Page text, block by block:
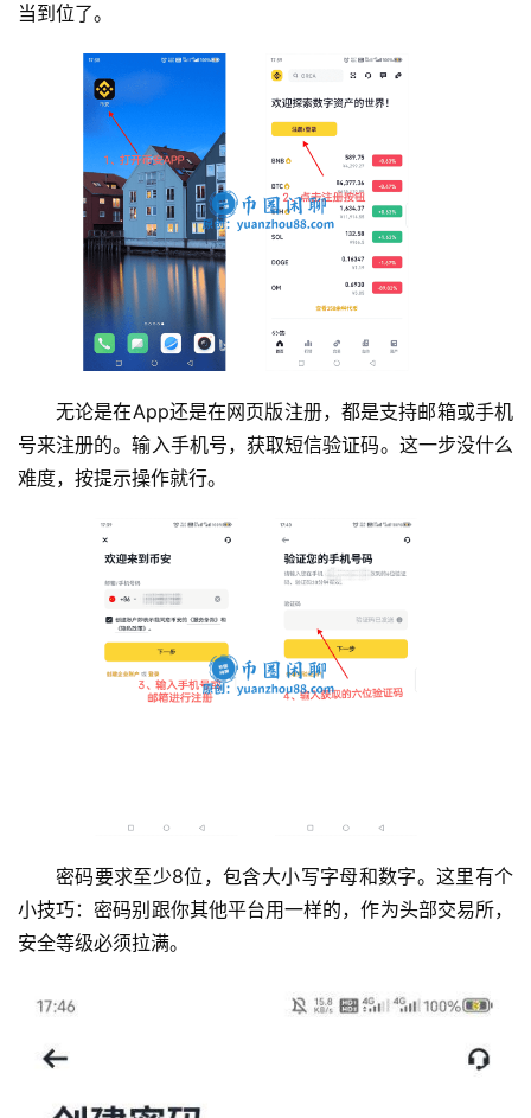
当到位了。
无论是在App还是在网页版注册，都是支持邮箱或手机
号来注册的。输入手机号，获取短信验证码。这一步没什么
难度，按提示操作就行。
密码要求至少8位，包含大小写字母和数字。这里有个
小技巧：密码别跟你其他平台用一样的，作为头部交易所，
安全等级必须拉满。